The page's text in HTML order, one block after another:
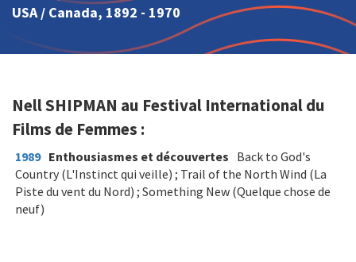
USA/ Canada, 1892 - 1970
Nell SHIPMAN au Festival International du
Films de Femmes :
1989 Enthousiasmes et découvertes Back to God's
Country (L'Instinct qui veille) ; Trail of the North Wind (La
Piste du vent du Nord) ; Something New (Quelque chose de
neuf)